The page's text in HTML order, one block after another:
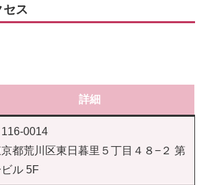
セス
詳細
116-0014
都荒川区東日暮里５丁目４８−２ 第
ル 5F